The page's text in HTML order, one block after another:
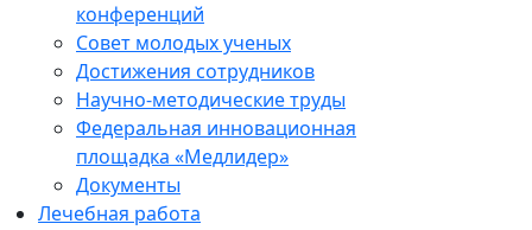
конференций
Совет молодых ученых
Достижения сотрудников
Научно-методические труды
Федеральная инновационная
площадка «Медлидер»
Документы
Лечебная работа